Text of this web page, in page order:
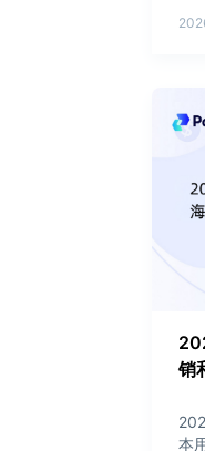
销
本